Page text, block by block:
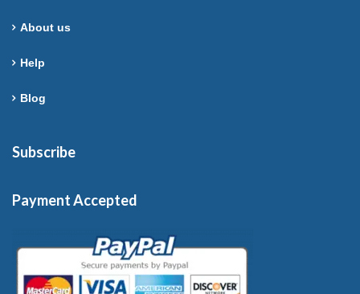
About us
Help
Blog
Subscribe
Payment Accepted